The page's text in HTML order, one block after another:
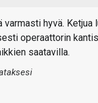
varmasti hyvä. Ketjua
operaattorin
saatavilla.